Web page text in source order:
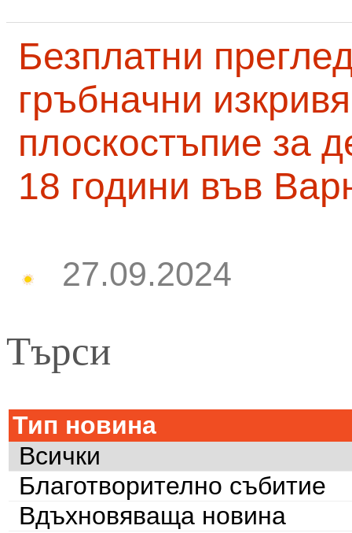
Безплатни
гръбначни
плоскостъпие за
18 години във
27.09.2024
Търси
Тип новина
Всички
Благотворително събитие
Вдъхновяваща новина